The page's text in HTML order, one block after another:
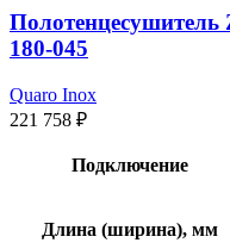
180-045
Quaro Inox
221 758 ₽
Подключение
Длина (ширина), мм